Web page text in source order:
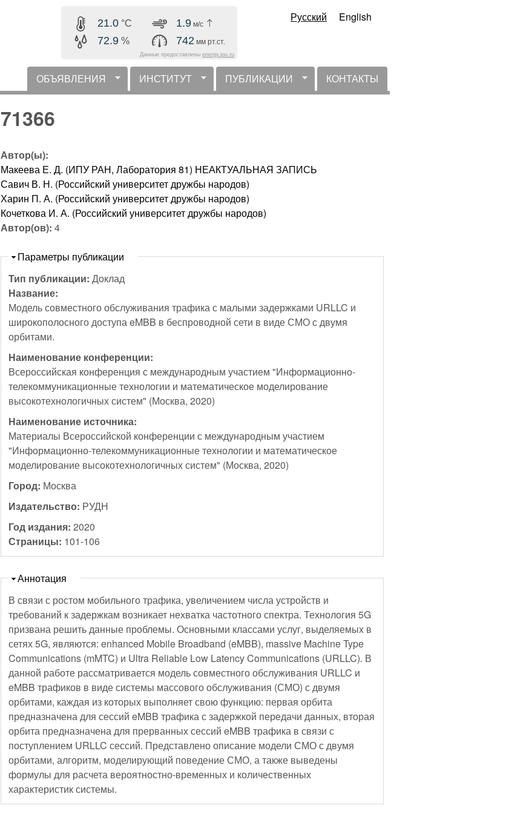
содержанию
21.0 °C
72.9 %
1.9 м/с
742 мм рт.ст.
Данные предоставлены energy.ipu.ru
Русский English
горизонтальное меню
ОБЪЯВЛЕНИЯ ИНСТИТУТ ПУБЛИКАЦИИ КОНТАКТЫ
71366
Автор(ы):
Макеева Е. Д. (ИПУ РАН, Лаборатория 81) НЕАКТУАЛЬНАЯ ЗАПИСЬ
Савич В. Н. (Российский университет дружбы народов)
Харин П. А. (Российский университет дружбы народов)
Кочеткова И. А. (Российский университет дружбы народов)
Автор(ов):4
Скрыть
Параметры публикации
Тип публикации:Доклад
Название:
Модель совместного обслуживания трафика с малыми задержками URLLC и
широкополосного доступа eMBB в беспроводной сети в виде СМО с двумя
орбитами.
Наименование конференции:
Всероссийская конференция с международным участием "Информационно-
телекоммуникационные технологии и математическое моделирование
высокотехнологичных систем" (Москва, 2020)
Наименование источника:
Материалы Всероссийской конференции с международным участием
"Информационно-телекоммуникационные технологии и математическое
моделирование высокотехнологичных систем" (Москва, 2020)
Город: Москва
Издательство: РУДН
Год издания:2020
Страницы: 101-106
Скрыть
Аннотация
В связи с ростом мобильного трафика, увеличением числа устройств и
требований к задержкам возникает нехватка частотного спектра. Технология 5G
призвана решить данные проблемы. Основными классами услуг, выделяемых в
сетях 5G, являются: enhanced Mobile Broadband (eMBB), massive Machine Type
Communications (mMTC) и Ultra Reliable Low Latency Communications (URLLC). В
данной работе рассматривается модель совместного обслуживания URLLC и
eMBB трафиков в виде системы массового обслуживания (СМО) с двумя
орбитами, каждая из которых выполняет свою функцию: первая орбита
предназначена для сессий eMBB трафика с задержкой передачи данных, вторая
орбита предназначена для прерванных сессий eMBB трафика в связи с
поступлением URLLC сессий. Представлено описание модели СМО с двумя
орбитами, алгоритм, моделирующий поведение СМО, а также выведены
формулы для расчета вероятностно-временных и количественных
характеристик системы.